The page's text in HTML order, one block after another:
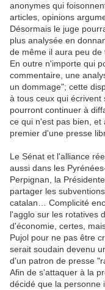
anonymes qui
articles, opinions
Désormais le juge
plus analysée en
de même il aura peu de
En outre n'importe qui
commentaire, une
un dommage"; cette
à tous ceux qui
pourront continuer à
ce qui n'est pas bien, et
premier d'une presse
Le Sénat et l'alliance
aussi dans les
Perpignan, la
partager les
catalan… Complicité
l'agglo sur les rotatives
d'économie, certes,
Pujol pour ne pas être
serait soudain devenu
d'un patron de presse
Afin de s'attaquer à la
décidé que la personne